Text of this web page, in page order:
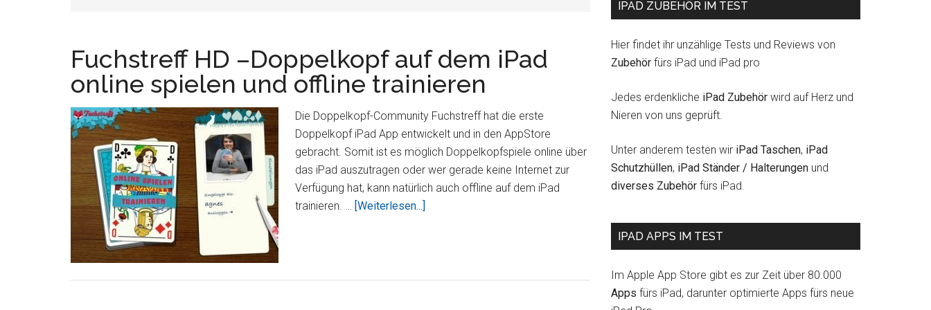
Fuchstreff HD –Doppelkopf auf dem iPad
online spielen und offline trainieren
Die Doppelkopf-Community Fuchstreff hat die erste
Doppelkopf iPad App entwickelt und in den AppStore
gebracht. Somit ist es möglich Doppelkopfspiele online über
das iPad auszutragen oder wer gerade keine Internet zur
Verfügung hat, kann natürlich auch offline auf dem iPad
trainieren. … [Weiterlesen...]
IPAD ZUBEHÖR IM TEST
Hier findet ihr unzählige Tests und Reviews von
Zubehör fürs iPad und iPad pro
Jedes erdenkliche iPad Zubehör wird auf Herz und
Nieren von uns geprüft.
Unter anderem testen wir iPad Taschen, iPad
Schutzhüllen, iPad Ständer / Halterungen und
diverses Zubehör fürs iPad.
IPAD APPS IM TEST
Im Apple App Store gibt es zur Zeit über 80.000
Apps fürs iPad, darunter optimierte Apps fürs neue